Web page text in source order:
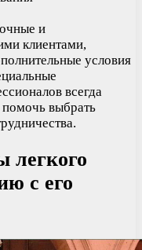
и
клиентами,
условия
всегда
помочь выбрать
легкого
с его